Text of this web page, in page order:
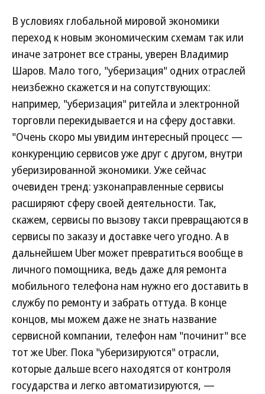
В условиях глобальной мировой экономики
переход к новым экономическим схемам так или
иначе затронет все страны, уверен Владимир
Шаров. Мало того, "уберизация" одних отраслей
неизбежно скажется и на сопутствующих:
например, "уберизация" ритейла и электронной
торговли перекидывается и на сферу доставки.
"Очень скоро мы увидим интересный процесс —
конкуренцию сервисов уже друг с другом, внутри
уберизированной экономики. Уже сейчас
очевиден тренд: узконаправленные сервисы
расширяют сферу своей деятельности. Так,
скажем, сервисы по вызову такси превращаются в
сервисы по заказу и доставке чего угодно. А в
дальнейшем Uber может превратиться вообще в
личного помощника, ведь даже для ремонта
мобильного телефона нам нужно его доставить в
службу по ремонту и забрать оттуда. В конце
концов, мы можем даже не знать название
сервисной компании, телефон нам "починит" все
тот же Uber. Пока "уберизируются" отрасли,
которые дальше всего находятся от контроля
государства и легко автоматизируются, —